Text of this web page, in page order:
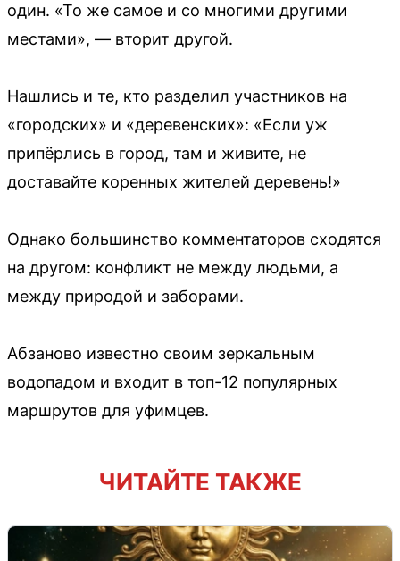
один. «То же самое и со многими другими
местами», — вторит другой.
Нашлись и те, кто разделил участников на
«городских» и «деревенских»: «Если уж
припёрлись в город, там и живите, не
доставайте коренных жителей деревень!»
Однако большинство комментаторов сходятся
на другом: конфликт не между людьми, а
между природой и заборами.
Абзаново известно своим зеркальным
водопадом и входит в топ-12 популярных
маршрутов для уфимцев.
ЧИТАЙТЕ ТАКЖЕ